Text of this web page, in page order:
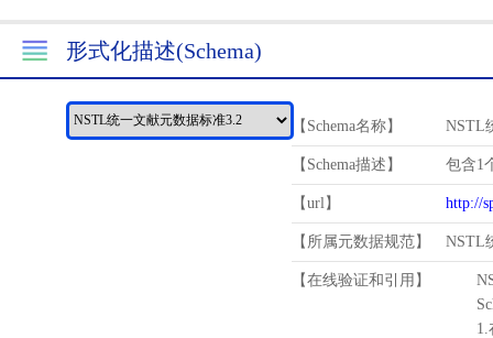
形式化描述(Schema)
【Schema名称】 NSTL
【Schema描述】 包含1
【url】 http://
【所属元数据规范】 NSTL
【在线验证和引用】
1.